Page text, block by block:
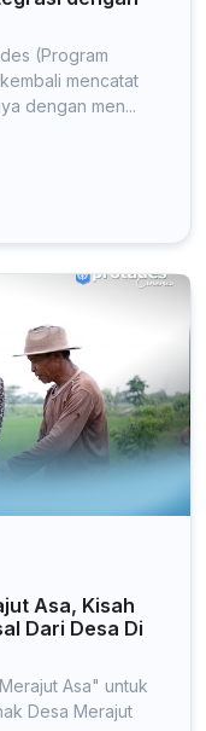
(Program
mencatat
dengan men...
Asa, Kisah
Dari Desa Di
Asa" untuk
Desa Merajut